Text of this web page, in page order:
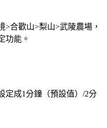
>合歡山>梨山>武陵農場，
功能。
定成1分鐘（預設值）/2分